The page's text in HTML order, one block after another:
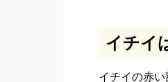
イチイ
イチイの赤い